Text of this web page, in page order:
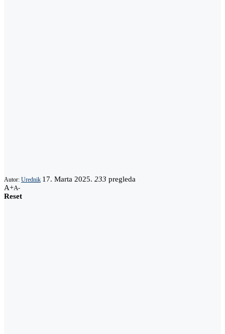
Autor: Urednik 17. Marta 2025. 233 pregleda
A+A-
Reset